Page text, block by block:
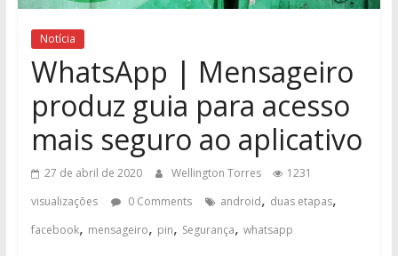
Notícia
WhatsApp | Mensageiro
produz guia para acesso
mais seguro ao aplicativo
27 de abril de 2020 Wellington Torres
1231
visualizações
0 Comments android, duas etapas,
facebook, mensageiro, pin, Segurança, whatsapp